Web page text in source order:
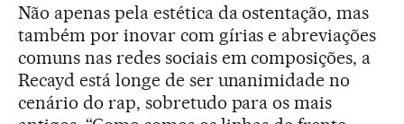
Não apenas pela estética da ostentação, mas
também por inovar com gírias e abreviações
comuns nas redes sociais em composições, a
Recayd está longe de ser unanimidade no
cenário do rap, sobretudo para os mais